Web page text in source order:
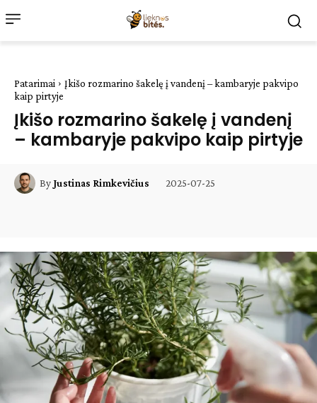
Patarimai
Įkišo rozmarino šakelę į vandenį – kambaryje pakvipo
kaip pirtyje
Įkišo rozmarino šakelę į vandenį
– kambaryje pakvipo kaip pirtyje
ByJustinas Rimkevičius 2025-07-25